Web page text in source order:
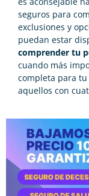
seguros para
exclusiones y
puedan estar
comprender tu
cuando más
completa para
aquellos con